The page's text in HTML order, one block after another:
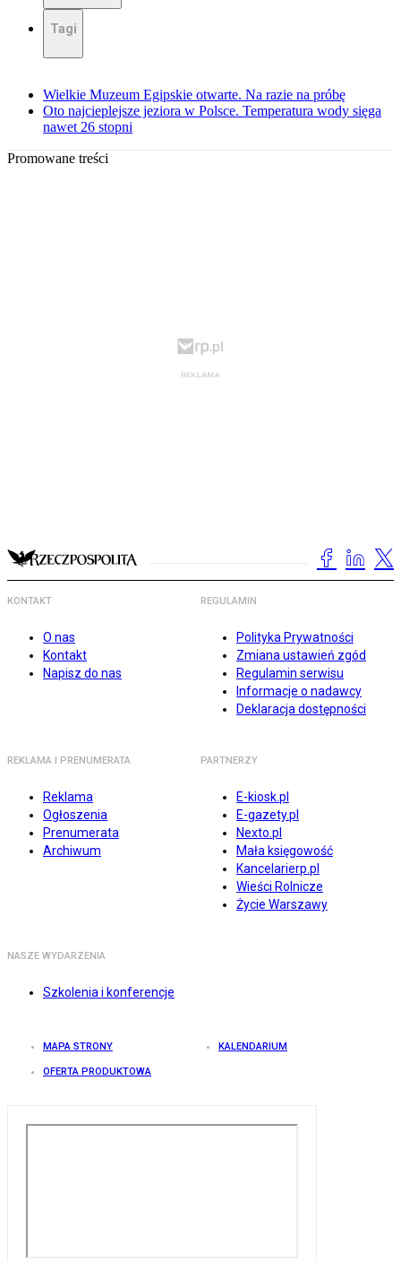
Tagi
Wielkie Muzeum Egipskie otwarte. Na razie na próbę
Oto najcieplejsze jeziora w Polsce. Temperatura wody sięga
nawet 26 stopni
Promowane treści
KONTAKT
O nas
Kontakt
Napisz do nas
REGULAMIN
Polityka Prywatności
Zmiana ustawień zgód
Regulamin serwisu
Informacje o nadawcy
Deklaracja dostępności
REKLAMA I PRENUMERATA
Reklama
Ogłoszenia
Prenumerata
Archiwum
PARTNERZY
E-kiosk.pl
E-gazety.pl
Nexto.pl
Mała księgowość
Kancelarierp.pl
Wieści Rolnicze
Życie Warszawy
NASZE WYDARZENIA
Szkolenia i konferencje
MAPA STRONY KALENDARIUM
OFERTA PRODUKTOWA